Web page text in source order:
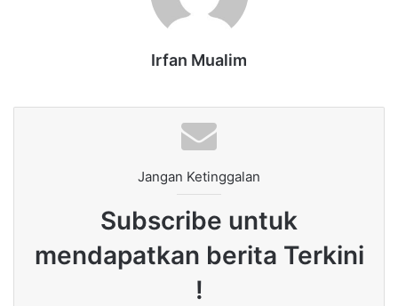
Irfan Mualim
Jangan Ketinggalan
Subscribe untuk
mendapatkan berita Terkini
!